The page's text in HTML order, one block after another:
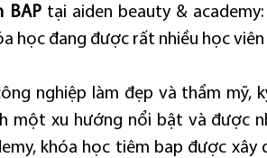
BAP tại aiden beauty &
học đang được rất nhiều học
nghiệp làm đẹp và thẩm
một xu hướng nổi bật và được
khóa học tiêm bap được xây